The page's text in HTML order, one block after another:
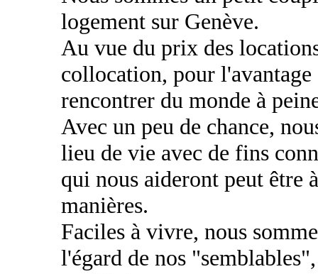
logement sur Genève.
Au vue du prix des
collocation, pour l'avantage
rencontrer du monde à
Avec un peu de chance,
lieu de vie avec de fins
qui nous aideront peut être
manières.
Faciles à vivre, nous
l'égard de nos